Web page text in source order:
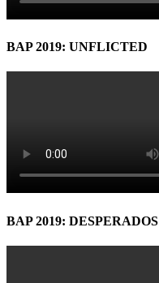
BAP 2019: UNFLICTED
BAP 2019: DESPERADOS